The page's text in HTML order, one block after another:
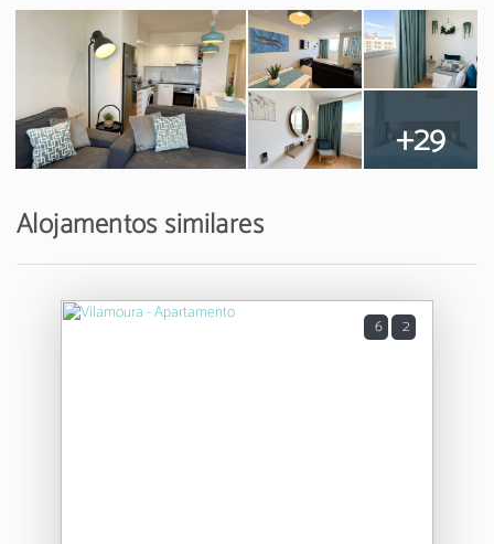
+29
Alojamentos similares
6 2